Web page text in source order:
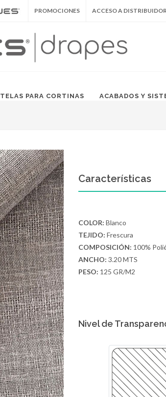
PROMOCIONES ACCESO A
TELAS PARA CORTINAS ACABADOS Y
Características
COLOR: Blanco
TEJIDO: Frescura
COMPOSICIÓN: 100%
ANCHO: 3.20 MTS
PESO: 125 GR/M2
Nivel de